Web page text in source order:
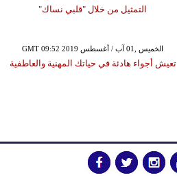
التمثيل من خلال "قلبي نساك"
GMT 09:52 2019 الخميس ,01 آب / أغسطس
تعيش أجواء هادئة في حياتك المهنية والعاطفية